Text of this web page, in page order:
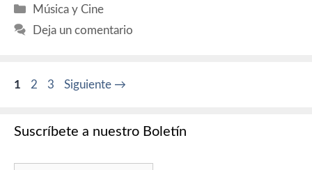
Categorías
Música y Cine
Deja un comentario
Página
1 Página
2 Página
3 Siguiente →
Suscríbete a nuestro Boletín